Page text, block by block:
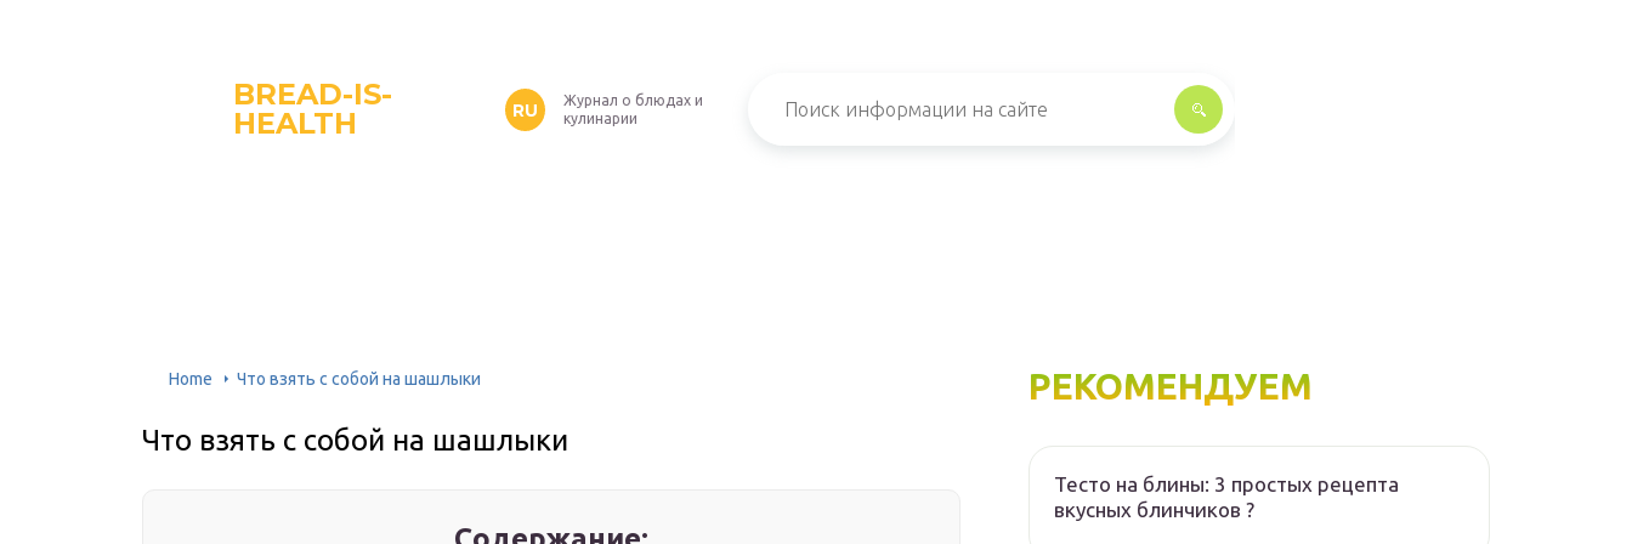
BREAD-IS-
HEALTH
RU
Журнал о блюдах и
кулинарии
Home Что взять с собой на шашлыки
Что взять с собой на шашлыки
РЕКОМЕНДУЕМ
Тесто на блины: 3 простых рецепта
вкусных блинчиков ?